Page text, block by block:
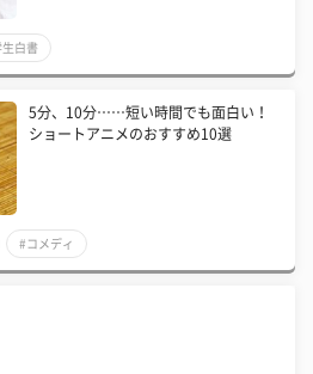
白書
5分、10分……短い時間でも面白い！
ショートアニメのおすすめ10選
#コメディ